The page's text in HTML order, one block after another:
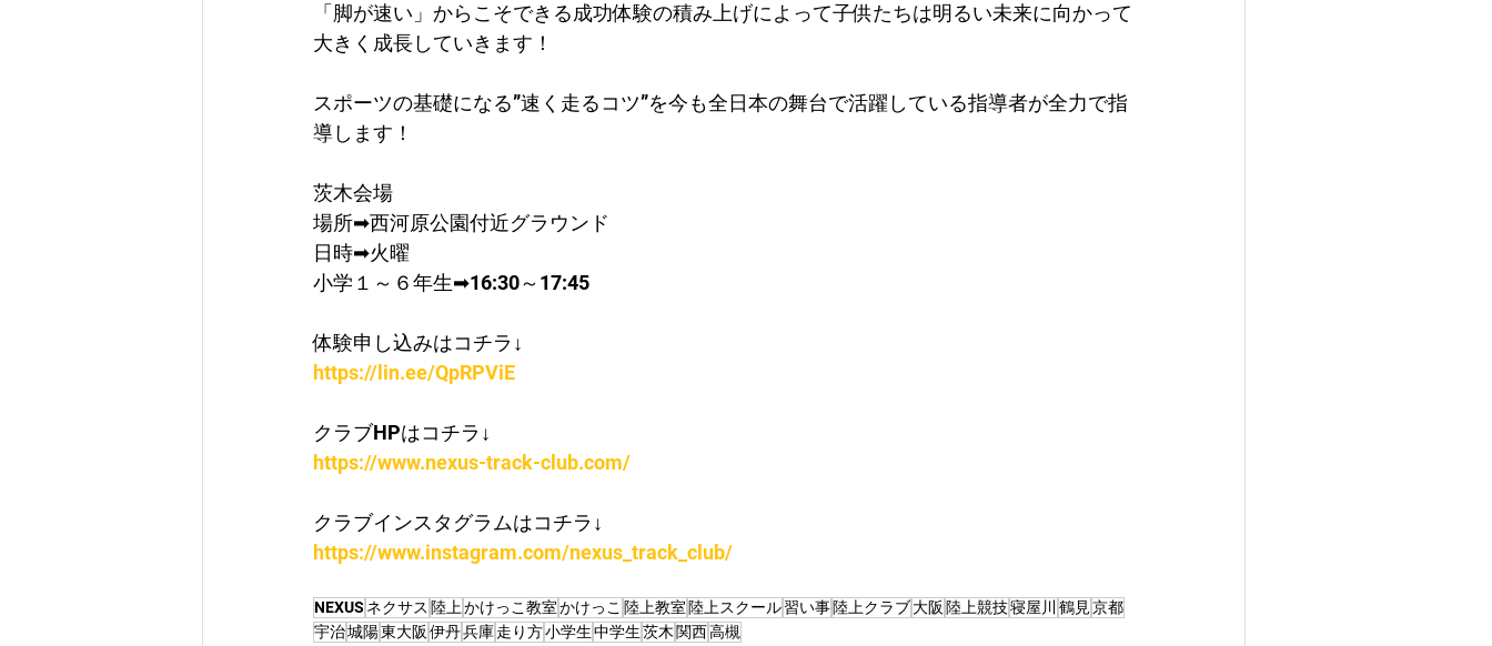
「脚が速い」からこそできる成功体験の積み上げによって子供たちは明るい未来に向かって
大きく成長していきます！
スポーツの基礎になる”速く走るコツ”を今も全日本の舞台で活躍している指導者が​全力で指
導します！
茨木会場
場所➡西河原公園付近グラウンド
日時➡火曜
​小学１～６年生➡16:30～17:45
体験申し込みはコチラ↓
https://lin.ee/QpRPViE
クラブHPはコチラ↓
https://www.nexus-track-club.com/
クラブインスタグラムはコチラ↓
https://www.instagram.com/nexus_track_club/
NEXUS ネクサス 陸上かけっこ教室かけっこ 陸上教室 陸上スクール習い事陸上クラブ大阪 陸上競技寝屋川 鶴見京都
宇治城陽東大阪 伊丹兵庫走り方小学生中学生茨木 関西高槻